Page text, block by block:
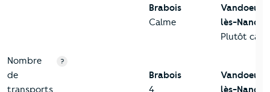
Brabois
Calme
lès-Nancy
Plutôt
Nombre
de
transports
?
Brabois
4
lès-Nancy